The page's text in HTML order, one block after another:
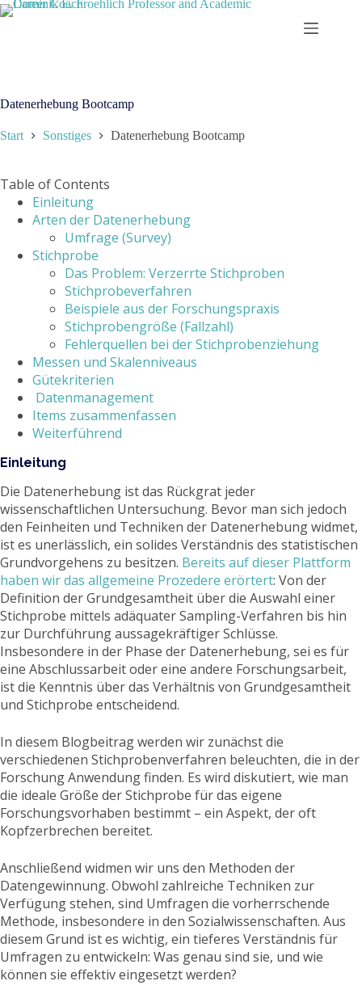
Zum
Inhalt
Datenerhebung Bootcamp
Start Sonstiges Datenerhebung Bootcamp
Table of Contents
Einleitung
Arten der Datenerhebung
Umfrage (Survey)
Stichprobe
Das Problem: Verzerrte Stichproben
Stichprobeverfahren
Beispiele aus der Forschungspraxis
Stichprobengröße (Fallzahl)
Fehlerquellen bei der Stichprobenziehung
Messen und Skalenniveaus
Gütekriterien
Datenmanagement
Items zusammenfassen
Weiterführend
Einleitung
Die Datenerhebung ist das Rückgrat jeder
wissenschaftlichen Untersuchung. Bevor man sich jedoch
den Feinheiten und Techniken der Datenerhebung widmet,
ist es unerlässlich, ein solides Verständnis des statistischen
Grundvorgehens zu besitzen. Bereits auf dieser Plattform
haben wir das allgemeine Prozedere erörtert: Von der
Definition der Grundgesamtheit über die Auswahl einer
Stichprobe mittels adäquater Sampling-Verfahren bis hin
zur Durchführung aussagekräftiger Schlüsse.
Insbesondere in der Phase der Datenerhebung, sei es für
eine Abschlussarbeit oder eine andere Forschungsarbeit,
ist die Kenntnis über das Verhältnis von Grundgesamtheit
und Stichprobe entscheidend.
In diesem Blogbeitrag werden wir zunächst die
verschiedenen Stichprobenverfahren beleuchten, die in der
Forschung Anwendung finden. Es wird diskutiert, wie man
die ideale Größe der Stichprobe für das eigene
Forschungsvorhaben bestimmt – ein Aspekt, der oft
Kopfzerbrechen bereitet.
Anschließend widmen wir uns den Methoden der
Datengewinnung. Obwohl zahlreiche Techniken zur
Verfügung stehen, sind Umfragen die vorherrschende
Methode, insbesondere in den Sozialwissenschaften. Aus
diesem Grund ist es wichtig, ein tieferes Verständnis für
Umfragen zu entwickeln: Was genau sind sie, und wie
können sie effektiv eingesetzt werden?